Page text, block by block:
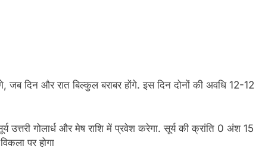
जब दिन और रात बिल्कुल बराबर होंगे. इस दिन दोनों की अवधि 12-12
उत्तरी गोलार्ध और मेष राशि में प्रवेश करेगा. सूर्य की क्रांति 0 अंश 15
पर होगा